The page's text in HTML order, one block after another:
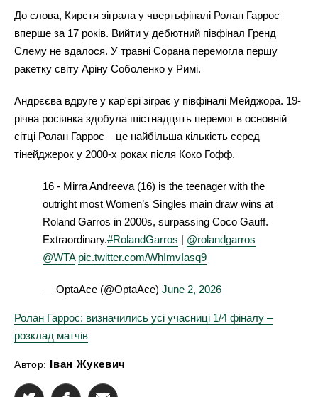
До слова, Кирстя зіграла у чвертьфіналі Ролан Гаррос
вперше за 17 років. Вийти у дебютний півфінал Гренд
Слему не вдалося. У травні Сорана перемогла першу
ракетку світу Аріну Соболенко у Римі.
Андрєєва вдруге у кар'єрі зіграє у півфіналі Мейджора. 19-
річна росіянка здобула шістнадцять перемог в основній
сітці Ролан Гаррос – це найбільша кількість серед
тінейджерок у 2000-х роках після Коко Гофф.
16 - Mirra Andreeva (16) is the teenager with the
outright most Women’s Singles main draw wins at
Roland Garros in 2000s, surpassing Coco Gauff.
Extraordinary.#RolandGarros | @rolandgarros
@WTA pic.twitter.com/WhImvIasq9
— OptaAce (@OptaAce) June 2, 2026
Ролан Гаррос: визначились усі учасниці 1/4 фіналу –
розклад матчів
Автор: Іван Жукевич